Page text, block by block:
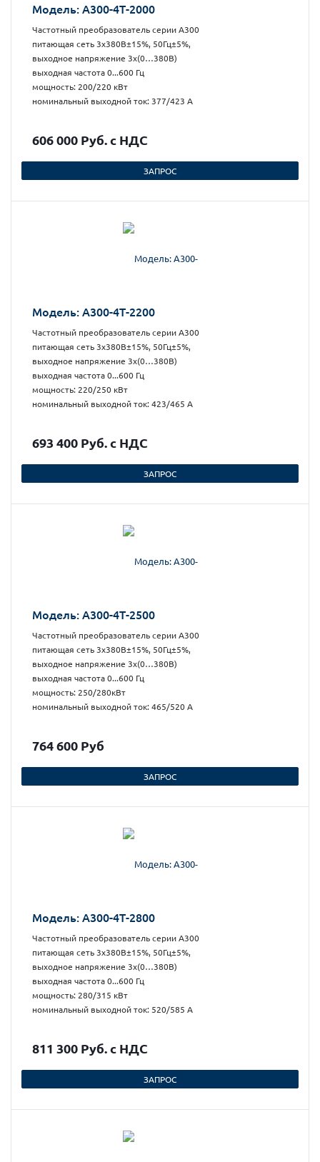
Модель: А300-4Т-2000
Частотный преобразователь серии А300
питающая сеть 3х380В±15%, 50Гц±5%,
выходное напряжение 3х(0…380В)
выходная частота 0...600 Гц
мощность: 200/220 кВт
номинальный выходной ток: 377/423 А
606 000 Руб. с НДС
ЗАПРОС
Модель: А300-4Т-2200
Частотный преобразователь серии А300
питающая сеть 3х380В±15%, 50Гц±5%,
выходное напряжение 3х(0…380В)
выходная частота 0...600 Гц
мощность: 220/250 кВт
номинальный выходной ток: 423/465 А
693 400 Руб. с НДС
ЗАПРОС
Модель: А300-4Т-2500
Частотный преобразователь серии А300
питающая сеть 3х380В±15%, 50Гц±5%,
выходное напряжение 3х(0…380В)
выходная частота 0...600 Гц
мощность: 250/280кВт
номинальный выходной ток: 465/520 А
764 600 Руб
ЗАПРОС
Модель: А300-4Т-2800
Частотный преобразователь серии А300
питающая сеть 3х380В±15%, 50Гц±5%,
выходное напряжение 3х(0…380В)
выходная частота 0...600 Гц
мощность: 280/315 кВт
номинальный выходной ток: 520/585 А
811 300 Руб. с НДС
ЗАПРОС